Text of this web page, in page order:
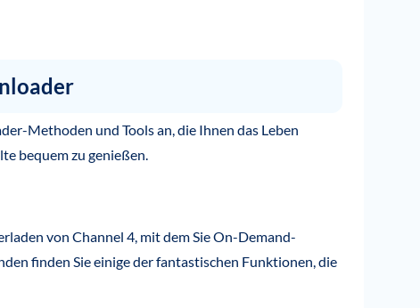
Methoden und Tools an, die Ihnen das Leben
bequem zu genießen.
von Channel 4, mit dem Sie On-Demand-
finden Sie einige der fantastischen Funktionen, die